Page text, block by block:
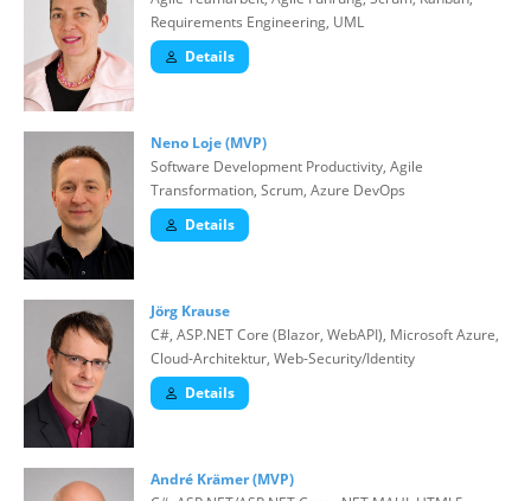
Requirements Engineering, UML
Details
Neno Loje (MVP)
Software Development Productivity, Agile
Transformation, Scrum, Azure DevOps
Details
Jörg Krause
C#, ASP.NET Core (Blazor, WebAPI), Microsoft Azure,
Cloud-Architektur, Web-Security/Identity
Details
André Krämer (MVP)